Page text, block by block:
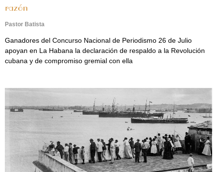
razón
Pastor Batista
Ganadores del Concurso Nacional de Periodismo 26 de Julio
apoyan en La Habana la declaración de respaldo a la Revolución
cubana y de compromiso gremial con ella